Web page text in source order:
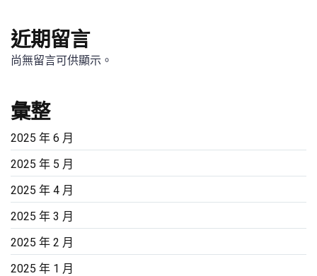
近期留言
尚無留言可供顯示。
彙整
2025 年 6 月
2025 年 5 月
2025 年 4 月
2025 年 3 月
2025 年 2 月
2025 年 1 月